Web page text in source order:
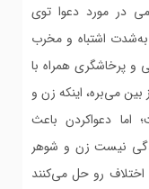
در مورد دعوا توی
اشتباه و مخرب
پرخاشگری همراه با
می‌بره، اینکه زن و
دعواکردن باعث
نیست زن و شوهر
اختلاف رو حل می‌کنند